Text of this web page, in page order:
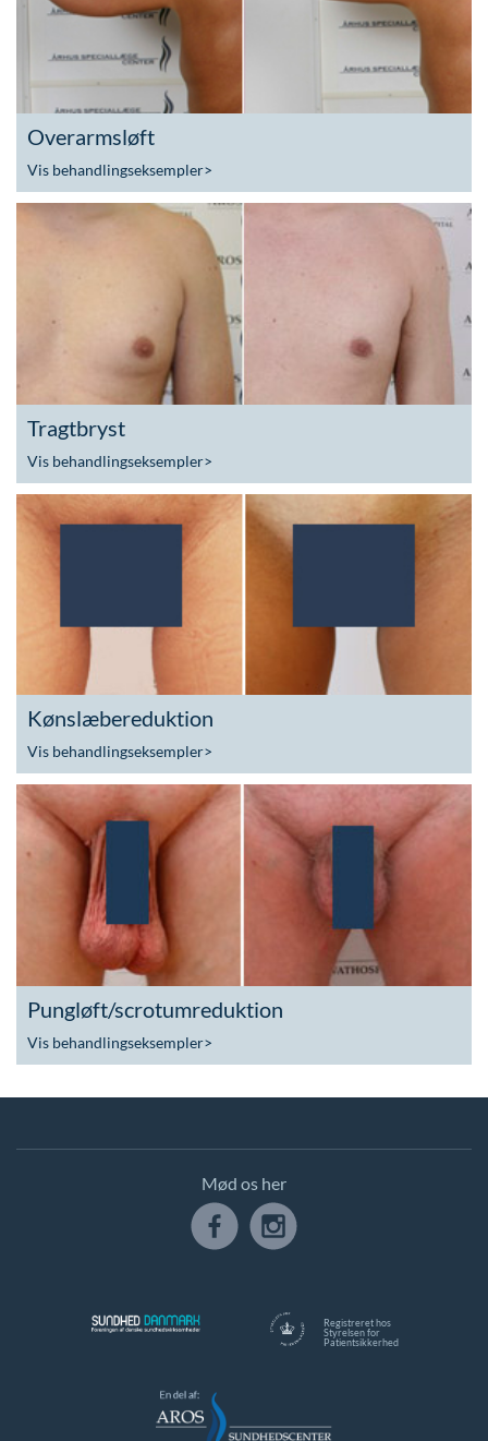
Overarmsløft
Vis behandlingseksempler>
Tragtbryst
Vis behandlingseksempler>
Kønslæbereduktion
Vis behandlingseksempler>
Pungløft/scrotumreduktion
Vis behandlingseksempler>
Registreret hos
Styrelsen for
Patientsikkerhed
Mød os her